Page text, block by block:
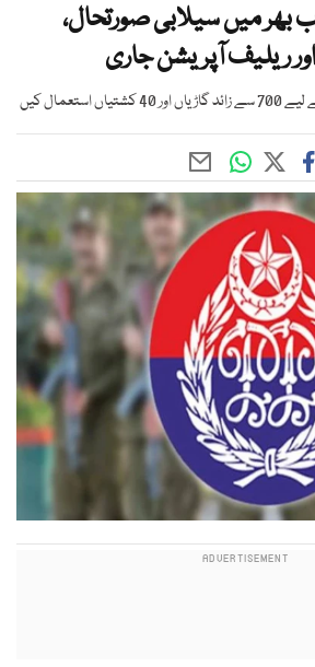
بھر میں سیلابی صورتحال،
ریلیف آپریشن جاری
کیں